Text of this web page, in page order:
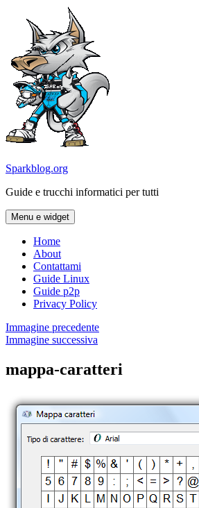
contenuto
Sparkblog.org
Guide e trucchi informatici per tutti
Menu e widget
Home
About
Contattami
Guide Linux
Guide p2p
Privacy Policy
Immagine precedente
Immagine successiva
mappa-caratteri